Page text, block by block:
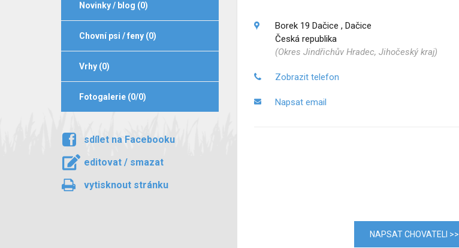
Novinky / blog (0)
Chovní psi / feny (0)
Vrhy (0)
Fotogalerie (0/0)
sdílet na Facebooku
editovat / smazat
vytisknout stránku
Borek 19 Dačice , Dačice
Česká republika
(Okres Jindřichův Hradec, Jihočeský kraj)
Zobrazit telefon
Napsat email
NAPSAT CHOVATELI >>